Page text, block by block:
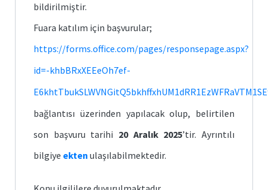
bildirilmiştir.
Fuara katılım için başvurular;
https://forms.office.com/pages/responsepage.aspx?
id=-khbBRxXEEeOh7ef-
bağlantısı üzerinden yapılacak olup, belirtilen
son başvuru tarihi 20 Aralık 2025’tir. Ayrıntılı
bilgiye ekten ulaşılabilmektedir.